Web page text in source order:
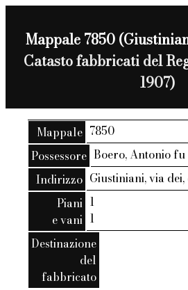
Mappale 7850
Catasto fabbricati del
1907)
Mappale 7850
Possessore Boero, Antonio fu
Indirizzo Giustiniani, via dei,
Piani
e vani
1
1
Destinazione
del
fabbricato